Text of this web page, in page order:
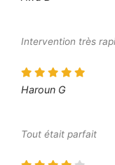
Intervention très
Haroun G
Tout était parfait